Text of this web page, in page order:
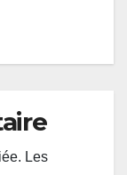
Les